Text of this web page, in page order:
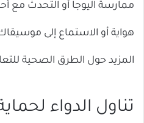
ممارسة اليوجا أو التحدث مع
هواية أو الاستماع إلى
المزيد حول الطرق الصحية
تناول الدواء